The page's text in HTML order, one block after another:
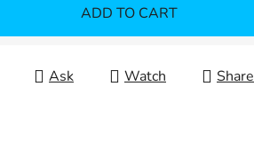
ADD TO CART
Ask Watch Share